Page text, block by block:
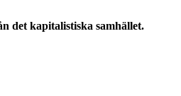
det kapitalistiska samhället.